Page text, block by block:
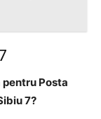
Posta
7?